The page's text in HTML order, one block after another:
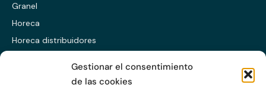
Gestionar el consentimiento
de las cookies
Granel
Horeca
Horeca distribuidores